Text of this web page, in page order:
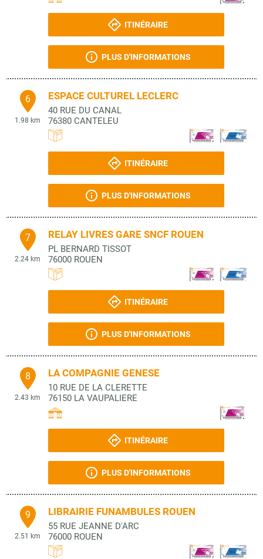
ITINÉRAIRE
PLUS D'INFORMATIONS
6
1.98 km
ESPACE CULTUREL LECLERC
40 RUE DU CANAL
76380 CANTELEU
ITINÉRAIRE
PLUS D'INFORMATIONS
7
2.24 km
RELAY LIVRES GARE SNCF ROUEN
PL BERNARD TISSOT
76000 ROUEN
ITINÉRAIRE
PLUS D'INFORMATIONS
8
2.43 km
LA COMPAGNIE GENESE
10 RUE DE LA CLERETTE
76150 LA VAUPALIERE
ITINÉRAIRE
PLUS D'INFORMATIONS
9
2.51 km
LIBRAIRIE FUNAMBULES ROUEN
55 RUE JEANNE D'ARC
76000 ROUEN